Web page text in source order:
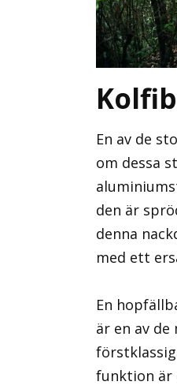
En av de
om dessa
den är
denna
med ett
En
är en av
funktion är